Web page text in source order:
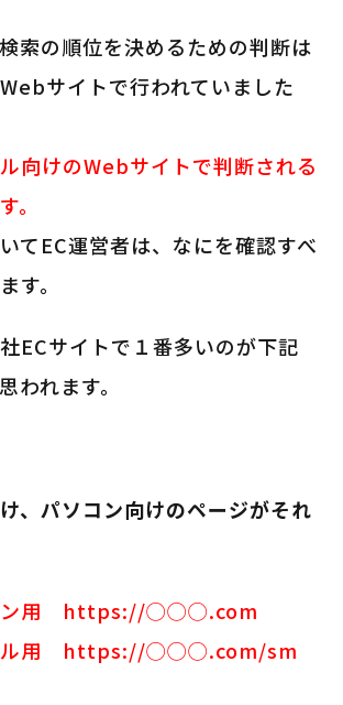
索の順位を決めるための判断は
サイトで行われていました
向けのWebサイトで判断される
。
てEC運営者は、なにを確認すべ
す。
ECサイトで１番多いのが下記
われます。
、パソコン向けのページがそれ
ン用 https://◯◯◯.com
用 https://◯◯◯.com/sm